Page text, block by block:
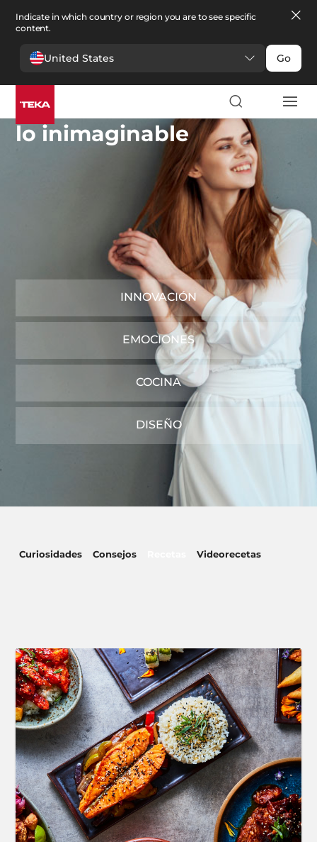
Indicate in which country or region you are to see specific
content.
United States Go
Imagina
lo inimaginable
INNOVACIÓN
EMOCIONES
COCINA
DISEÑO
Curiosidades Consejos Videorecetas